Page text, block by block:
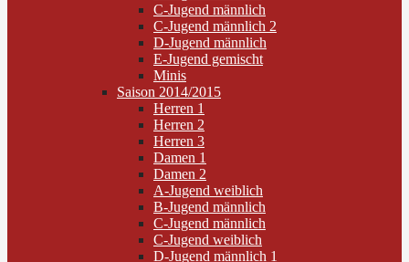
C-Jugend männlich
C-Jugend männlich 2
D-Jugend männlich
E-Jugend gemischt
Minis
Saison 2014/2015
Herren 1
Herren 2
Herren 3
Damen 1
Damen 2
A-Jugend weiblich
B-Jugend männlich
C-Jugend männlich
C-Jugend weiblich
D-Jugend männlich 1